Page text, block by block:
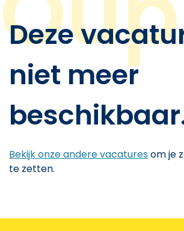
Deze
niet meer
Bekijk onze andere vacaturesom je
te zetten.